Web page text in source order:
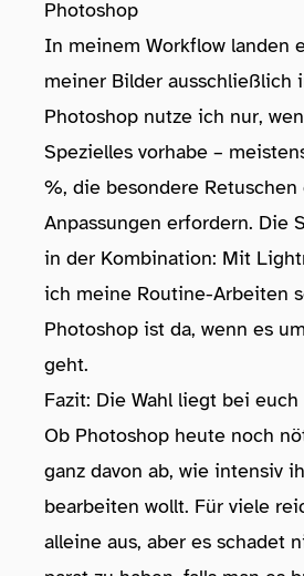
Photoshop
In meinem Workflow landen
meiner Bilder ausschließlich
Photoshop nutze ich nur,
Spezielles vorhabe –
%, die besondere
Anpassungen erfordern. Die
in der Kombination: Mit
ich meine Routine-Arbeiten
Photoshop ist da, wenn es
geht.
Fazit: Die Wahl liegt bei euch
Ob Photoshop heute noch
ganz davon ab, wie intensiv
bearbeiten wollt. Für viele
alleine aus, aber es schadet